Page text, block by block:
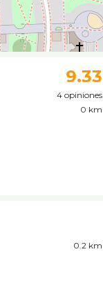
9.33
4 opiniones
0 km
0.2 km